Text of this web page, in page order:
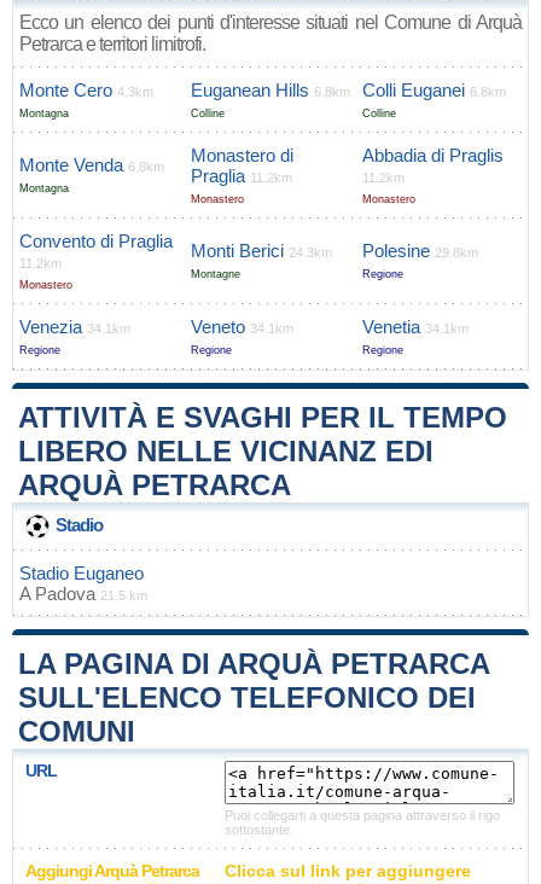
Ecco un elenco dei punti d'interesse situati nel Comune di Arquà
Petrarca e territori limitrofi.
Monte Cero 4.3km
Montagna
Euganean Hills 6.8km
Colline
Colli Euganei 6.8km
Colline
Monte Venda 6.8km
Montagna
Monastero di
Praglia 11.2km
Monastero
Abbadia di Praglis
11.2km
Monastero
Convento di Praglia
11.2km
Monastero
Monti Berici 24.3km
Montagne
Polesine 29.8km
Regione
Venezia 34.1km
Regione
Veneto 34.1km
Regione
Venetia 34.1km
Regione
ATTIVITÀ E SVAGHI PER IL TEMPO
LIBERO NELLE VICINANZ EDI
ARQUÀ PETRARCA
Stadio
Stadio Euganeo
A Padova 21.5 km
LA PAGINA DI ARQUÀ PETRARCA
SULL'ELENCO TELEFONICO DEI
COMUNI
URL
Puoi collegarti a questa pagina attraverso il rigo
sottostante.
Aggiungi Arquà Petrarca
Clicca sul link per aggiungere